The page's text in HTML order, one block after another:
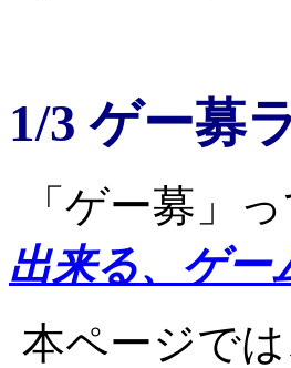
1/3 ゲー募
「ゲー募」
出来る、ゲー
本ページで